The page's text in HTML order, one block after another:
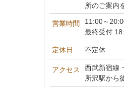
所のご案内
営業時間
11:00～
最終受付
定休日 不定休
アクセス
西武新宿線
所沢駅から